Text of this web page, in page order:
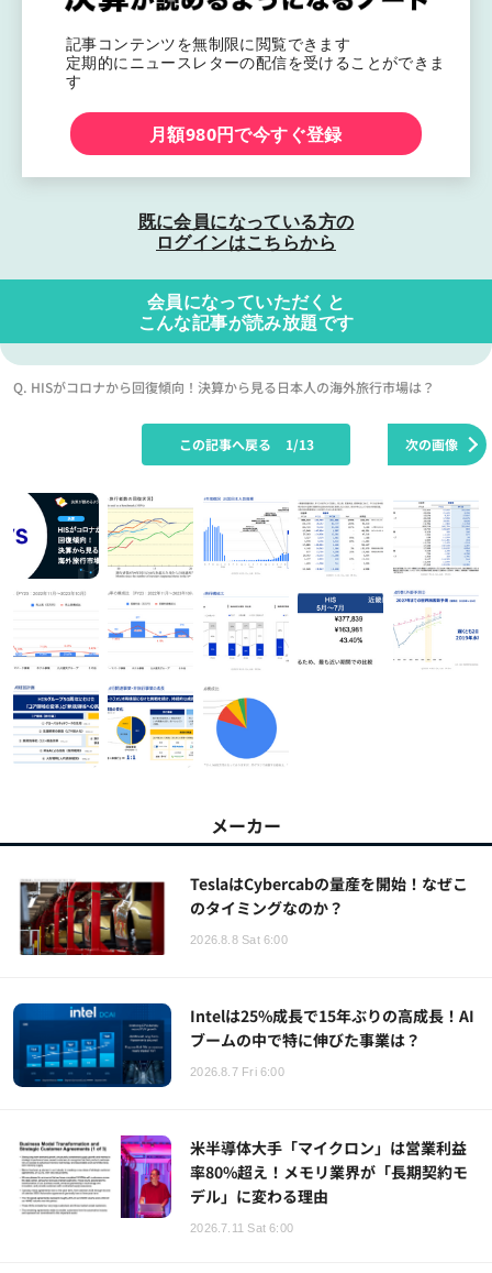
記事コンテンツを無制限に閲覧できます
定期的にニュースレターの配信を受けることができま
す
月額980円で今すぐ登録
既に会員になっている方の
ログインはこちらから
会員になっていただくと
こんな記事が読み放題です
Q. HISがコロナから回復傾向！決算から見る日本人の海外旅行市場は？
次の画像
この記事へ戻る 1/13
メーカー
TeslaはCybercabの量産を開始！なぜこ
のタイミングなのか？
2026.8.8 Sat 6:00
Intelは25%成長で15年ぶりの高成長！AI
ブームの中で特に伸びた事業は？
2026.8.7 Fri 6:00
米半導体大手「マイクロン」は営業利益
率80%超え！メモリ業界が「長期契約モ
デル」に変わる理由
2026.7.11 Sat 6:00